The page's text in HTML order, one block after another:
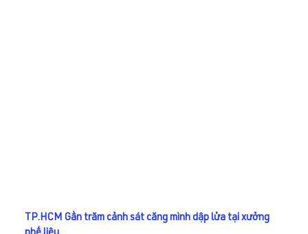
TP.HCM Gần trăm cảnh sát căng mình dập lửa tại xưởng